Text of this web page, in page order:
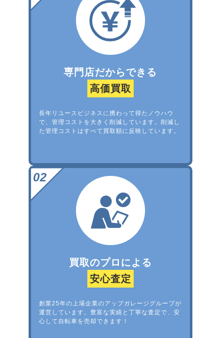
専門店だからできる
高価買取
長年リユースビジネスに携わって得たノウハウ
で、管理コストを大きく削減しています。削減し
た管理コストはすべて買取額に反映しています。
買取のプロによる
安心査定
創業25年の上場企業のアップガレージグループが
運営しています。豊富な実績と丁寧な査定で、安
心して自転車を売却できます！